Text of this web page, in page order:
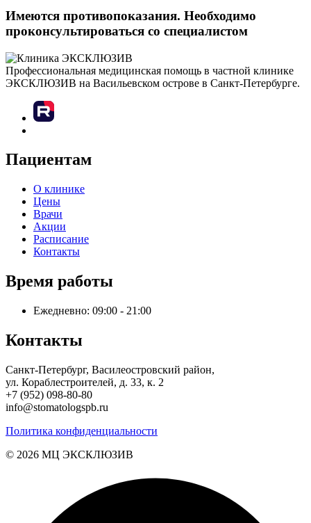
Имеются противопоказания. Необходимо
проконсультироваться со специалистом
Профессиональная медицинская помощь в частной клинике
ЭКСКЛЮЗИВ на Васильевском острове в Санкт-Петербурге.
Пациентам
О клинике
Цены
Врачи
Акции
Расписание
Контакты
Время работы
Ежедневно: 09:00 - 21:00
Контакты
Санкт-Петербург, Василеостровский район,
ул. Кораблестроителей, д. 33, к. 2
+7 (952) 098-80-80
info@stomatologspb.ru
Политика конфиденциальности
© 2026 MЦ ЭКСКЛЮЗИВ